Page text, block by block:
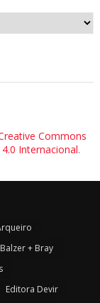
Commons
Internacional.
+ Bray
Editora Devir